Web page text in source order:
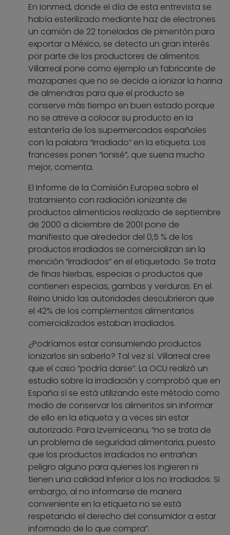
En Ionmed, donde el día de esta entrevista se
había esterilizado mediante haz de electrones
un camión de 22 toneladas de pimentón para
exportar a México, se detecta un gran interés
por parte de los productores de alimentos.
Villarreal pone como ejemplo un fabricante de
mazapanes que no se decide a ionizar la harina
de almendras para que el producto se
conserve más tiempo en buen estado porque
no se atreve a colocar su producto en la
estantería de los supermercados españoles
con la palabra “Irradiado” en la etiqueta. Los
franceses ponen “ionisé”, que suena mucho
mejor, comenta.
El Informe de la Comisión Europea sobre el
tratamiento con radiación ionizante de
productos alimenticios realizado de septiembre
de 2000 a diciembre de 2001 pone de
manifiesto que alrededor del 0,5 % de los
productos irradiados se comercializan sin la
mención “irradiados” en el etiquetado. Se trata
de finas hierbas, especias o productos que
contienen especias, gambas y verduras. En el
Reino Unido las autoridades descubrieron que
el 42% de los complementos alimentarios
comercializados estaban irradiados.
¿Podríamos estar consumiendo productos
ionizarlos sin saberlo? Tal vez sí. Villarreal cree
que el caso “podría darse”. La OCU realizó un
estudio sobre la irradiación y comprobó que en
España sí se está utilizando este método como
medio de conservar los alimentos sin informar
de ello en la etiqueta y a veces sin estar
autorizado. Para Izverniceanu, “no se trata de
un problema de seguridad alimentaria, puesto
que los productos irradiados no entrañan
peligro alguno para quienes los ingieren ni
tienen una calidad inferior a los no irradiados. Si
embargo, al no informarse de manera
conveniente en la etiqueta no se está
respetando el derecho del consumidor a estar
informado de lo que compra”.